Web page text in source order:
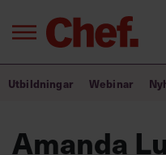
Bra ledare
Utbildningar Webinar
Amanda